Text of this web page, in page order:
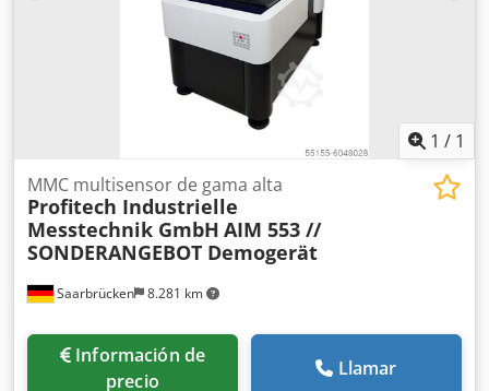
1 / 1
Saarbrücken 8.281 km
MMC multisensor de gama alta
Profitech Industrielle
Messtechnik GmbH AIM 553 //
SONDERANGEBOT Demogerät
Información de
precio
Llamar